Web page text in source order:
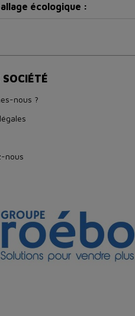
écologique :
nous ?
nous